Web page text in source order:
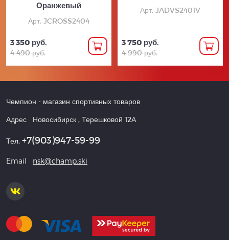
Оранжевый
Арт. JCROSS2404
3 350 руб.
4 490 руб.
Арт. JADVS2401V
3 750 руб.
4 990 руб.
Чемпион - магазин спортивных товаров
Адрес Новосибирск , Терешковой 12А
Тел. +7(903)947-59-99
Email nsk@champ.ski